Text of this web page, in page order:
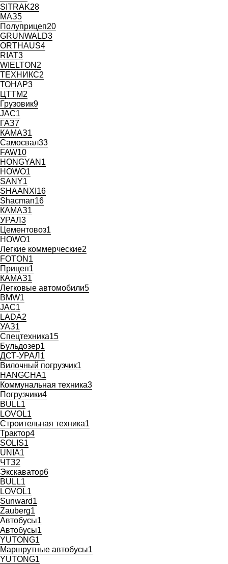
SITRAK28
МАЗ5
Полуприцеп20
GRUNWALD3
ORTHAUS4
RIAT3
WIELTON 2
ТЕХНИКС2
ТОНАР3
ЦТТМ2
Грузовик9
JAC1
ГАЗ7
КАМАЗ1
Самосвал33
FAW10
HONGYAN 1
HOWO1
SANY1
SHAANXI 16
Shaсman16
КАМАЗ1
УРАЛ3
Цементовоз1
HOWO1
Легкие коммерческие2
FOTON 1
Прицеп1
КАМАЗ1
Легковые автомобили5
BMW1
JAC1
LADA2
УАЗ1
Спецтехника15
Бульдозер1
ДСТ-УРАЛ 1
Вилочный погрузчик1
HANGCHA1
Коммунальная техника3
Погрузчики4
BULL1
LOVOL1
Строительная техника1
Трактор4
SOLIS1
UNIA1
ЧТЗ2
Экскаватор6
BULL1
LOVOL1
Sunward1
Zauberg1
Автобусы1
Автобусы1
YUTONG1
Маршрутные автобусы1
YUTONG1